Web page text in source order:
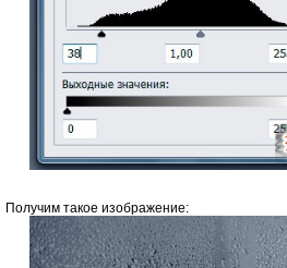
Получим такое изображение: